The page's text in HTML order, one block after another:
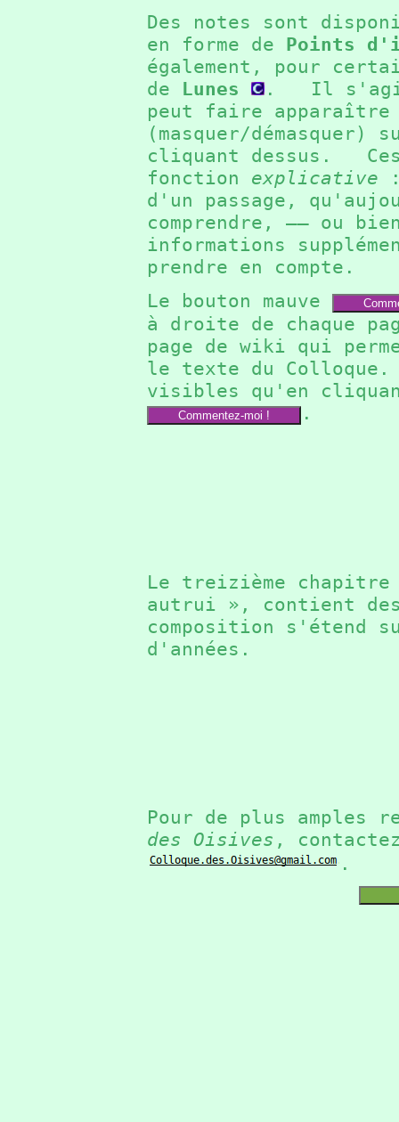
Des notes sont
en forme de Points
également, pour
de Lunes
. Il s'agit
peut faire
(masquer/démasquer)
cliquant dessus.
fonction explicative
d'un passage,
comprendre, —— ou
informations
prendre en compte.
Le bouton mauve
à droite de chaque
page de wiki qui
le texte du Colloque.
visibles qu'en
Commentez-moi ! .
Le treizième
autrui », contient des
composition s'étend
d'années.
Pour de plus amples
des Oisives ,
.